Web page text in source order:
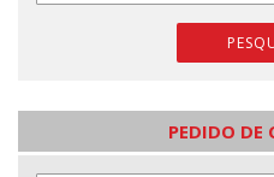
PEDIDO DE